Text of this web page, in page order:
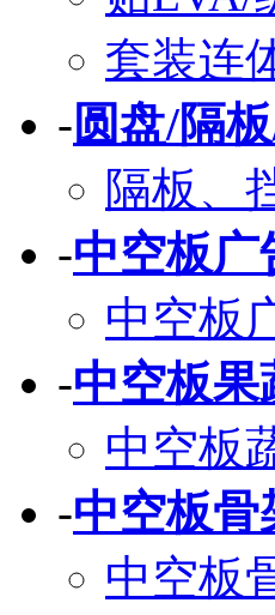
套装连
-圆盘/隔
隔板、
-中空板广
中空板
-中空板果
中空板
-中空板骨
中空板